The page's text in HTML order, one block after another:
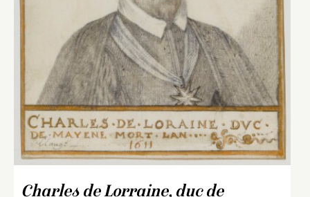
Charles de Lorraine, duc de